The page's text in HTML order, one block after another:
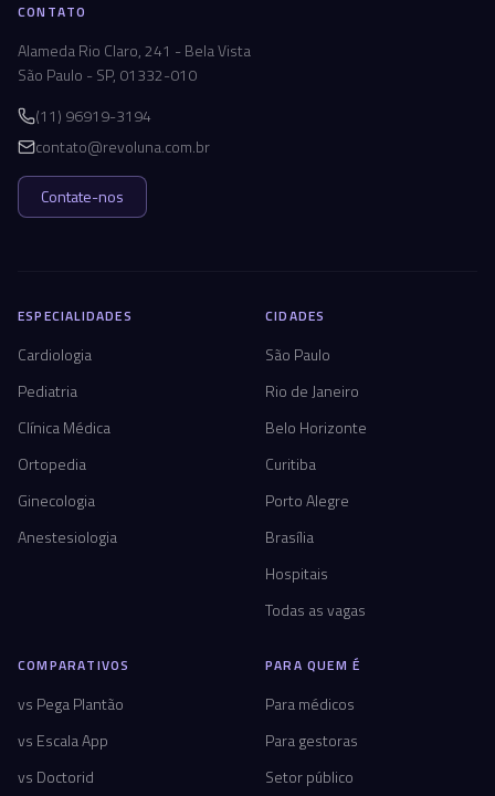
CONTATO
Alameda Rio Claro, 241 - Bela Vista
São Paulo - SP, 01332-010
(11) 96919-3194
contato@revoluna.com.br
Contate-nos
ESPECIALIDADES
Cardiologia
Pediatria
Clínica Médica
Ortopedia
Ginecologia
Anestesiologia
CIDADES
São Paulo
Rio de Janeiro
Belo Horizonte
Curitiba
Porto Alegre
Brasília
Hospitais
Todas as vagas
COMPARATIVOS
vs Pega Plantão
vs Escala App
vs Doctorid
PARA QUEM É
Para médicos
Para gestoras
Setor público